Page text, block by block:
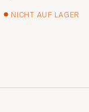
NICHT AUF LAGER